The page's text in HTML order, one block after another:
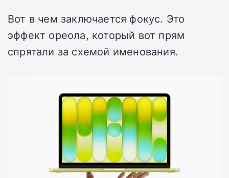
Вот в чем заключается фокус. Это
эффект ореола, который вот прям
спрятали за схемой именования.